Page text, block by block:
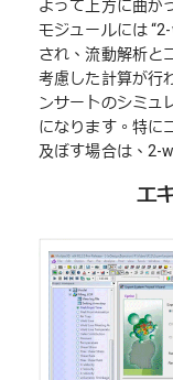
よって上方に曲が
モジュールには
され、流動解析と
考慮した計算が行
ンサートのシミュ
になります。特に
及ぼす場合は、2-
エ